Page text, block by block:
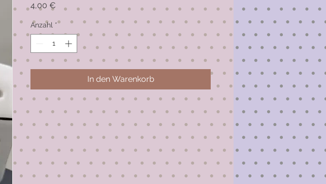
4,00 €
Anzahl *
In den Warenkorb